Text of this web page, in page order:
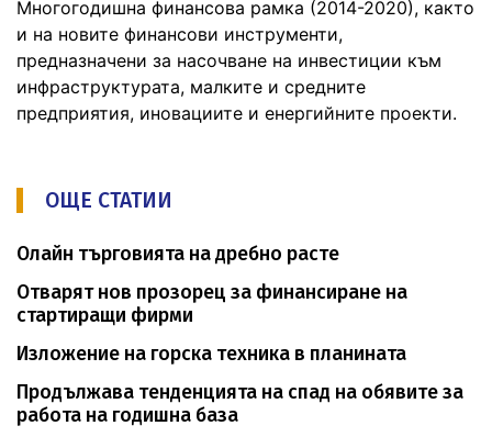
Многогодишна финансова рамка (2014-2020), както
и на новите финансови инструменти,
предназначени за насочване на инвестиции към
инфраструктурата, малките и средните
предприятия, иновациите и енергийните проекти.
ОЩЕ СТАТИИ
Олайн търговията на дребно расте
Отварят нов прозорец за финансиране на
стартиращи фирми
Изложение на горска техника в планината
Продължава тенденцията на спад на обявите за
работа на годишна база